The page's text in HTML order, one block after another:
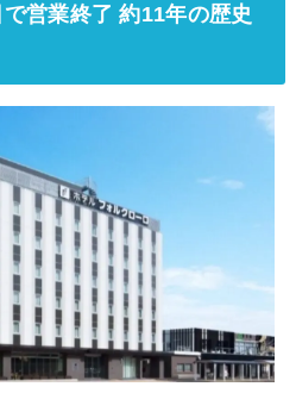
営業終了 約11年の歴史